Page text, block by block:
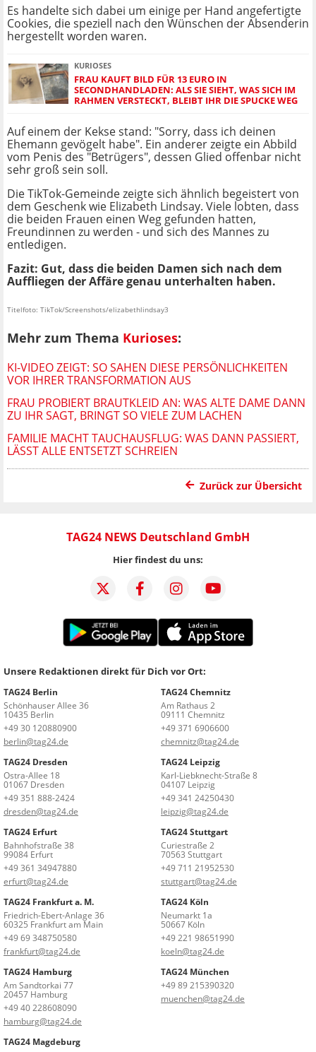
Es handelte sich dabei um einige per Hand angefertigte
Cookies, die speziell nach den Wünschen der Absenderin
hergestellt worden waren.
KURIOSES
FRAU KAUFT BILD FÜR 13 EURO IN
SECONDHANDLADEN: ALS SIE SIEHT, WAS SICH IM
RAHMEN VERSTECKT, BLEIBT IHR DIE SPUCKE WEG
Auf einem der Kekse stand: "Sorry, dass ich deinen
Ehemann gevögelt habe". Ein anderer zeigte ein Abbild
vom Penis des "Betrügers", dessen Glied offenbar nicht
sehr groß sein soll.
Die TikTok-Gemeinde zeigte sich ähnlich begeistert von
dem Geschenk wie Elizabeth Lindsay. Viele lobten, dass
die beiden Frauen einen Weg gefunden hatten,
Freundinnen zu werden - und sich des Mannes zu
entledigen.
Fazit: Gut, dass die beiden Damen sich nach dem
Auffliegen der Affäre genau unterhalten haben.
Titelfoto: TikTok/Screenshots/elizabethlindsay3
Mehr zum Thema Kurioses:
KI-VIDEO ZEIGT: SO SAHEN DIESE PERSÖNLICHKEITEN
VOR IHRER TRANSFORMATION AUS
FRAU PROBIERT BRAUTKLEID AN: WAS ALTE DAME DANN
ZU IHR SAGT, BRINGT SO VIELE ZUM LACHEN
FAMILIE MACHT TAUCHAUSFLUG: WAS DANN PASSIERT,
LÄSST ALLE ENTSETZT SCHREIEN
Zurück zur Übersicht
TAG24 NEWS Deutschland GmbH
Hier findest du uns:
Unsere Redaktionen direkt für Dich vor Ort:
TAG24 Berlin
Schönhauser Allee 36
10435 Berlin
+49 30 120880900
berlin@tag24.de
TAG24 Chemnitz
Am Rathaus 2
09111 Chemnitz
+49 371 6906600
chemnitz@tag24.de
TAG24 Dresden
Ostra-Allee 18
01067 Dresden
+49 351 888-2424
dresden@tag24.de
TAG24 Leipzig
Karl-Liebknecht-Straße 8
04107 Leipzig
+49 341 24250430
leipzig@tag24.de
TAG24 Erfurt
Bahnhofstraße 38
99084 Erfurt
+49 361 34947880
erfurt@tag24.de
TAG24 Stuttgart
Curiestraße 2
70563 Stuttgart
+49 711 21952530
stuttgart@tag24.de
TAG24 Frankfurt a. M.
Friedrich-Ebert-Anlage 36
60325 Frankfurt am Main
+49 69 348750580
frankfurt@tag24.de
TAG24 Köln
Neumarkt 1a
50667 Köln
+49 221 98651990
koeln@tag24.de
TAG24 Hamburg
Am Sandtorkai 77
20457 Hamburg
+49 40 228608090
hamburg@tag24.de
TAG24 München
+49 89 215390320
muenchen@tag24.de
TAG24 Magdeburg